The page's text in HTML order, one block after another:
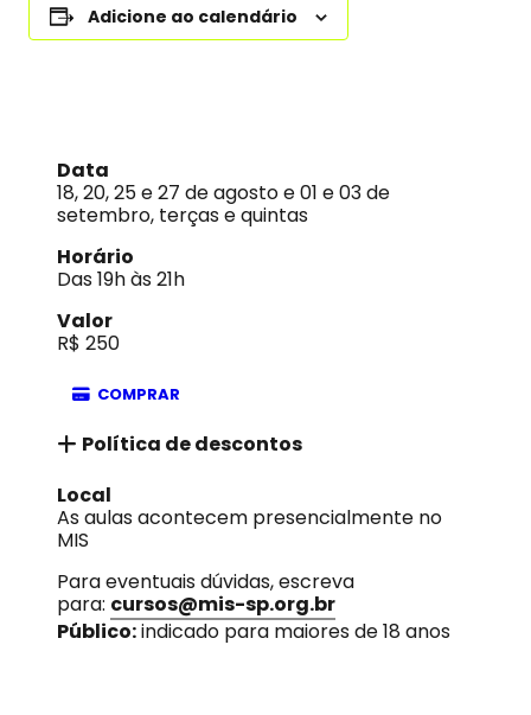
Adicione ao calendário
Data
18, 20, 25 e 27 de agosto e 01 e 03 de
setembro, terças e quintas
Horário
Das 19h às 21h
Valor
R$ 250
COMPRAR
Política de descontos
Local
As aulas acontecem presencialmente no
MIS
Para eventuais dúvidas, escreva
para: cursos@mis-sp.org.br
Público:indicado para maiores de 18 anos